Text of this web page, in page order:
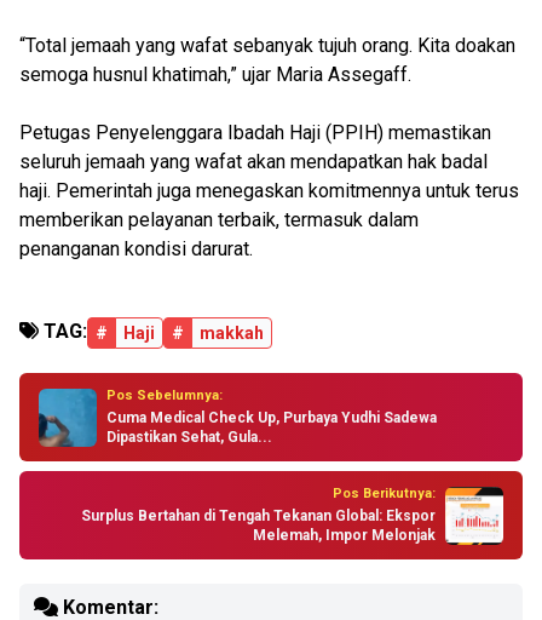
“Total jemaah yang wafat sebanyak tujuh orang. Kita doakan
semoga husnul khatimah,” ujar Maria Assegaff.
Petugas Penyelenggara Ibadah Haji (PPIH) memastikan
seluruh jemaah yang wafat akan mendapatkan hak badal
haji. Pemerintah juga menegaskan komitmennya untuk terus
memberikan pelayanan terbaik, termasuk dalam
penanganan kondisi darurat.
TAG: # Haji # makkah
Pos Sebelumnya:
Cuma Medical Check Up, Purbaya Yudhi Sadewa
Dipastikan Sehat, Gula...
Pos Berikutnya:
Surplus Bertahan di Tengah Tekanan Global: Ekspor
Melemah, Impor Melonjak
Komentar: